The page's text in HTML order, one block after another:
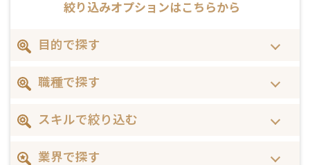
絞り込みオプションはこちらから
目的で探す
職種で探す
スキルで絞り込む
業界で探す